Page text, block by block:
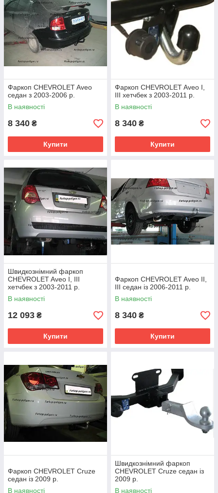
Фаркоп CHEVROLET Aveo
седан з 2003-2006 р.
В наявності
8 340 ₴
Купити
Фаркоп CHEVROLET Aveo I,
III хетчбек з 2003-2011 р.
В наявності
8 340 ₴
Купити
Швидкознімний фаркоп
CHEVROLET Aveo I, III
хетчбек з 2003-2011 р.
В наявності
12 093 ₴
Купити
Фаркоп CHEVROLET Aveo II,
III седан із 2006-2011 р.
В наявності
8 340 ₴
Купити
Фаркоп CHEVROLET Cruze
седан із 2009 р.
В наявності
Швидкознімний фаркоп
CHEVROLET Cruze седан із
2009 р.
В наявності